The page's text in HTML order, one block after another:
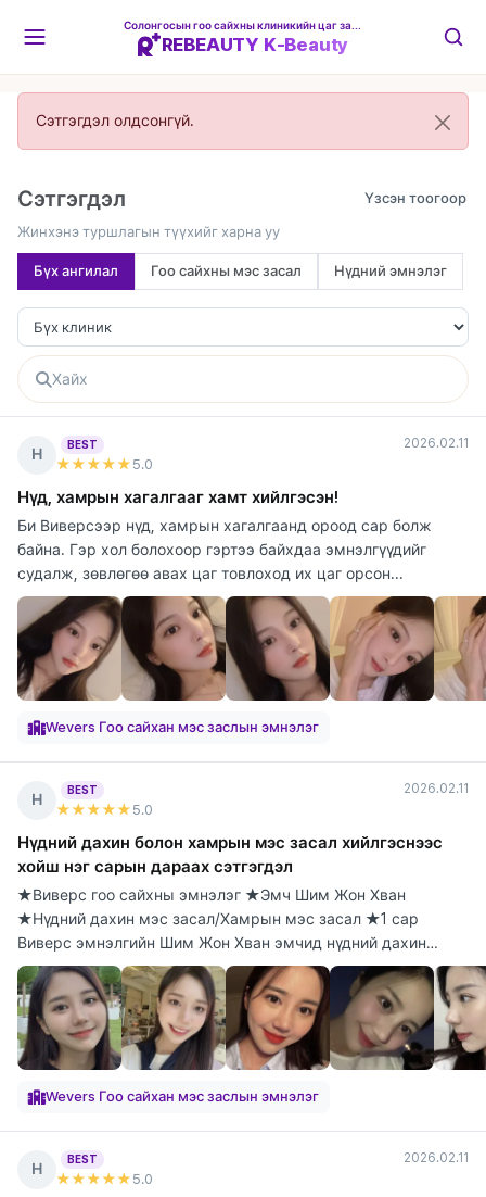
REBEAUTY K-Beauty
Сэтгэгдэл олдсонгүй.
Сэтгэгдэл
Жинхэнэ туршлагын түүхийг харна уу
Бүх ангилал Гоо сайхны мэс засал Нүдний эмнэлэг
Н
BEST
★★★★★ 5.0
2026.02.11
Нүд, хамрын хагалгааг хамт хийлгэсэн!
Би Виверсээр нүд, хамрын хагалгаанд ороод сар болж
байна. Гэр хол болохоор гэртээ байхдаа эмнэлгүүдийг
судалж, зөвлөгөө авах цаг товлоход их цаг орсон...
Wevers Гоо сайхан мэс заслын эмнэлэг
Н
BEST
★★★★★ 5.0
2026.02.11
Нүдний дахин болон хамрын мэс засал хийлгэснээс
хойш нэг сарын дараах сэтгэгдэл
★Виверс гоо сайхны эмнэлэг ★Эмч Шим Жон Хван
★Нүдний дахин мэс засал/Хамрын мэс засал ★1 сар
Виверс эмнэлгийн Шим Жон Хван эмчид нүдний дахин
болон х...
Wevers Гоо сайхан мэс заслын эмнэлэг
Н
BEST
★★★★★ 5.0
2026.02.11